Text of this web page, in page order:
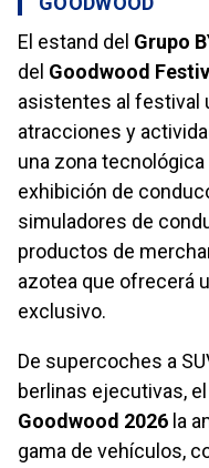
El estand del Grupo
del Goodwood
asistentes al festival
atracciones y
una zona
exhibición de
simuladores de
productos de
azotea que ofrecerá
exclusivo.
De supercoches a
berlinas ejecutivas, el
Goodwood 2026 la
gama de vehículos,